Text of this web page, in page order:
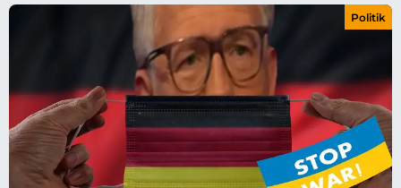
Politik